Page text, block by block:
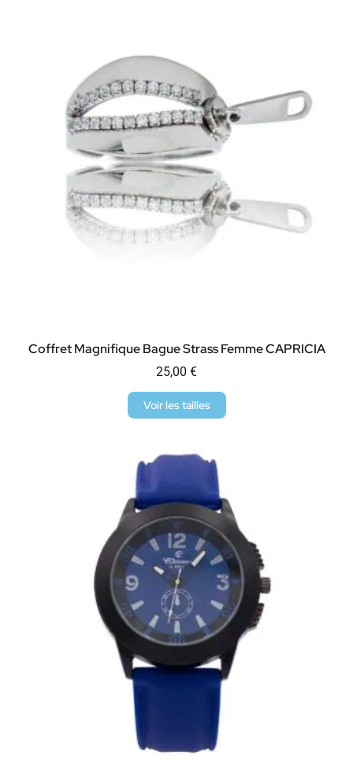
Coffret Magnifique Bague Strass Femme CAPRICIA
25,00 €
Voir les tailles